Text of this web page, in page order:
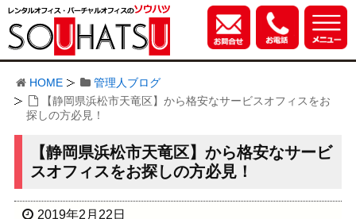
HOME
管理人ブログ
【静岡県浜松市天竜区】から格安なサービスオフィスをお
探しの方必見！
【静岡県浜松市天竜区】から格安なサービ
スオフィスをお探しの方必見！
2019年2月22日